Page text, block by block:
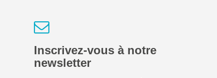
Inscrivez-vous à notre
newsletter